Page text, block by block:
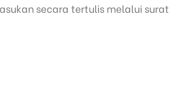
secara tertulis melalui surat